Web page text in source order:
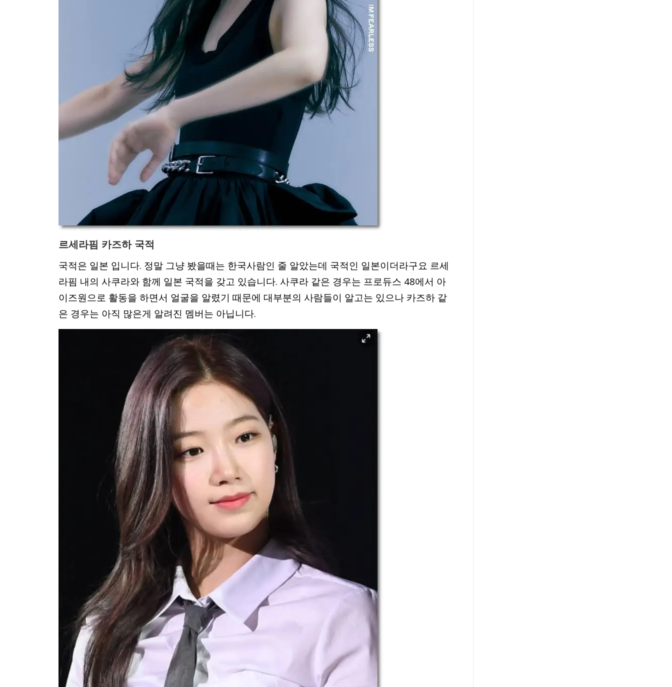
르세라핌 카즈하 국적
국적은 일본 입니다. 정말 그냥 봤을때는 한국사람인 줄 알았는데 국적인 일본이더라구요 르세
라핌 내의 사쿠라와 함께 일본 국적을 갖고 있습니다. 사쿠라 같은 경우는 프로듀스 48에서 아
이즈원으로 활동을 하면서 얼굴을 알렸기 때문에 대부분의 사람들이 알고는 있으나 카즈하 같
은 경우는 아직 많은게 알려진 멤버는 아닙니다.